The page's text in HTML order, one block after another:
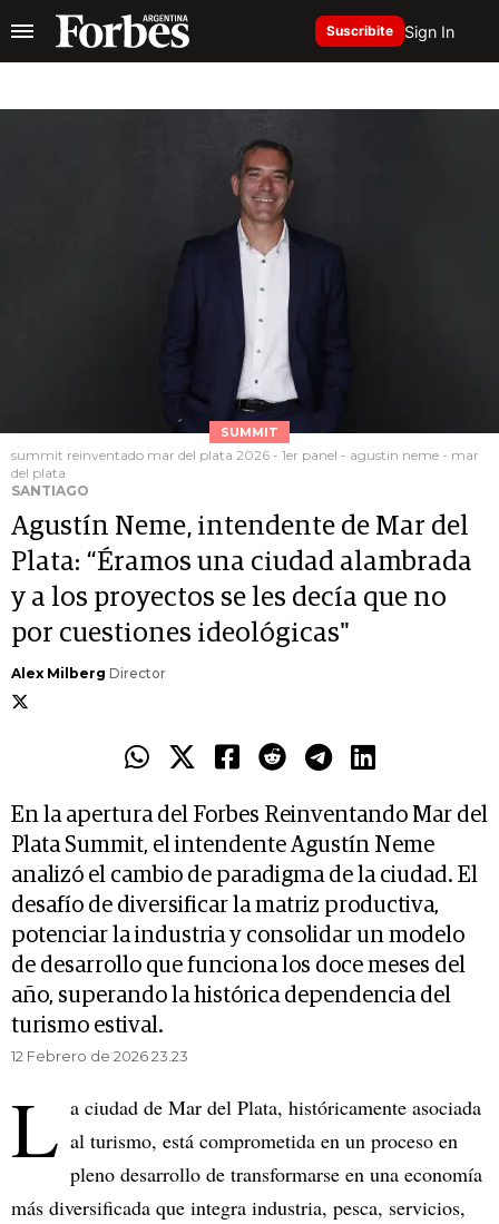
Suscribite Sign In
SUMMIT
summit reinventado mar del plata 2026 - 1er panel - agustin neme - mar
del plata
SANTIAGO
Agustín Neme, intendente de Mar del
Plata: “Éramos una ciudad alambrada
y a los proyectos se les decía que no
por cuestiones ideológicas"
Alex Milberg Director
En la apertura del Forbes Reinventando Mar del
Plata Summit, el intendente Agustín Neme
analizó el cambio de paradigma de la ciudad. El
desafío de diversificar la matriz productiva,
potenciar la industria y consolidar un modelo
de desarrollo que funciona los doce meses del
año, superando la histórica dependencia del
turismo estival.
12 Febrero de 2026 23.23
L a ciudad de Mar del Plata, históricamente asociada
al turismo, está comprometida en un proceso en
pleno desarrollo de transformarse en una economía
más diversificada que integra industria, pesca, servicios,